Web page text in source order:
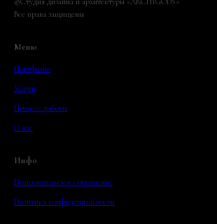
Все права защищены
Меню
Портфолио
Услуги
Процесс работы
О нас
Инфо
Пользовательское соглашение
Политика конфидециальности